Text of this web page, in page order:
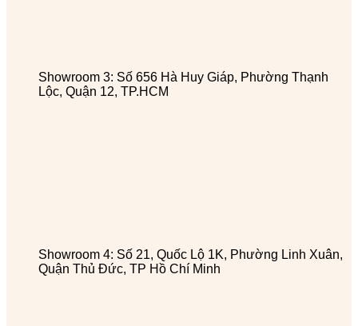
Showroom 3: Số 656 Hà Huy Giáp, Phường Thạnh
Lộc, Quận 12, TP.HCM
Showroom 4: Số 21, Quốc Lộ 1K, Phường Linh Xuân,
Quận Thủ Đức, TP Hồ Chí Minh